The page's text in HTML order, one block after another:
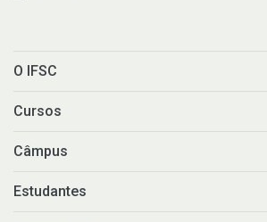
O IFSC
Cursos
Câmpus
Estudantes